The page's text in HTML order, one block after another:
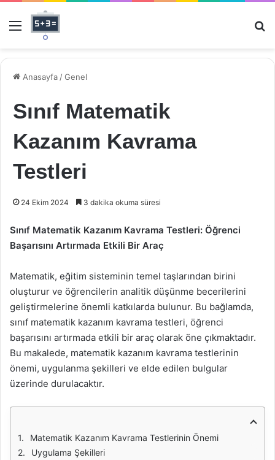
Menü
Anasayfa /Genel
Sınıf Matematik
Kazanım Kavrama
Testleri
24 Ekim 2024 3 dakika okuma süresi
Sınıf Matematik Kazanım Kavrama Testleri: Öğrenci
Başarısını Artırmada Etkili Bir Araç
Matematik, eğitim sisteminin temel taşlarından birini
oluşturur ve öğrencilerin analitik düşünme becerilerini
geliştirmelerine önemli katkılarda bulunur. Bu bağlamda,
sınıf matematik kazanım kavrama testleri, öğrenci
başarısını artırmada etkili bir araç olarak öne çıkmaktadır.
Bu makalede, matematik kazanım kavrama testlerinin
önemi, uygulanma şekilleri ve elde edilen bulgular
üzerinde durulacaktır.
Matematik Kazanım Kavrama Testlerinin Önemi
Uygulama Şekilleri